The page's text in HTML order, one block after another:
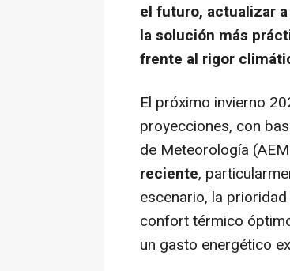
el futuro, actualizar
la solución más
frente al rigor
El próximo invierno
proyecciones, con
de Meteorología
reciente,
escenario, la
confort térmico
un gasto energético